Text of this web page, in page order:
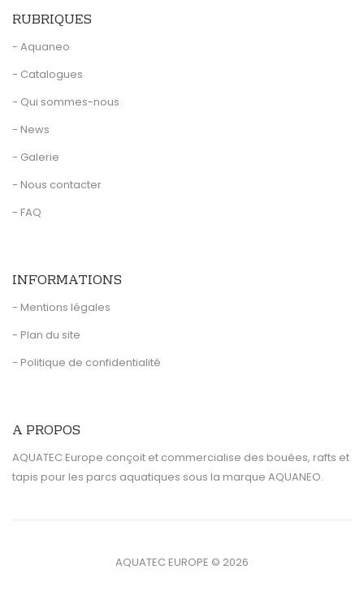
RUBRIQUES
- Aquaneo
- Catalogues
- Qui sommes-nous
- News
- Galerie
- Nous contacter
- FAQ
INFORMATIONS
- Mentions légales
- Plan du site
- Politique de confidentialité
A PROPOS
AQUATEC Europe conçoit et commercialise des bouées, rafts et
tapis pour les parcs aquatiques sous la marque AQUANEO.
AQUATEC EUROPE © 2026